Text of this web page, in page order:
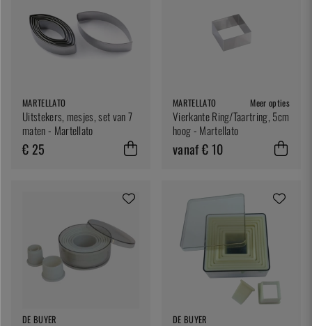
MARTELLATO
Uitstekers, mesjes, set van 7
maten - Martellato
€ 25
MARTELLATO Meer opties
Vierkante Ring/Taartring, 5cm
hoog - Martellato
vanaf € 10
DE BUYER DE BUYER